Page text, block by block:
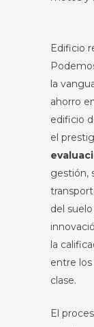
Edificio
la
ahorro
edificio
el
gestión,
del
la
entre
clase.
El